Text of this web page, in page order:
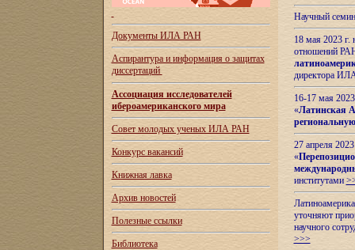
Документы ИЛА РАН
Аспирантура и информация о защитах
диссертаций
Ассоциация исследователей
ибероамериканского мира
Совет молодых ученых ИЛА РАН
Конкурс вакансий
Книжная лавка
Архив новостей
Полезные ссылки
Библиотека
Научный
18 мая 2023
отношений
директора
16-17 мая
«Латинская
27 апреля
«
институтами
уточняют
научного
>>>